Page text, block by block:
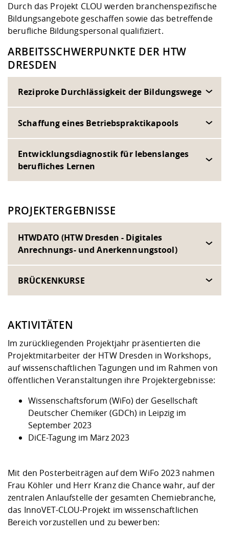
Durch das Projekt CLOU werden branchenspezifische
Bildungsangebote geschaffen sowie das betreffende
berufliche Bildungspersonal qualifiziert.
ARBEITSSCHWERPUNKTE DER HTW
DRESDEN
Reziproke Durchlässigkeit der Bildungswege
Schaffung eines Betriebspraktikapools
Entwicklungsdiagnostik für lebenslanges
berufliches Lernen
PROJEKTERGEBNISSE
HTWDATO (HTW Dresden - Digitales
Anrechnungs- und Anerkennungstool)
BRÜCKENKURSE
AKTIVITÄTEN
Im zurückliegenden Projektjahr präsentierten die
Projektmitarbeiter der HTW Dresden in Workshops,
auf wissenschaftlichen Tagungen und im Rahmen von
öffentlichen Veranstaltungen ihre Projektergebnisse:
Wissenschaftsforum (WiFo) der Gesellschaft
Deutscher Chemiker (GDCh) in Leipzig im
September 2023
DiCE-Tagung im März 2023
Mit den Posterbeiträgen auf dem WiFo 2023 nahmen
Frau Köhler und Herr Kranz die Chance wahr, auf der
zentralen Anlaufstelle der gesamten Chemiebranche,
das InnoVET-CLOU-Projekt im wissenschaftlichen
Bereich vorzustellen und zu bewerben: